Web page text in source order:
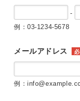
-
例：03-1234-5678
メールアドレス
例：